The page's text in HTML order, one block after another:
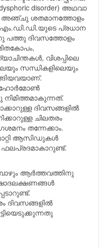
disorder) അഥവാ
അഞ്ചു ശതമാനത്തോളം
പ്രധാന
പത്തു ദിവസത്തോളം
വിശപ്പിലെ
സന്ധികളിലെയും
ഹോര്‍മോണ്‍
ദിവസങ്ങളില്‍
ചിലതരം
തന്നേക്കാം.
ആസിഡുകള്‍
ആര്‍ത്തവത്തിനു
ദിവസങ്ങളില്‍